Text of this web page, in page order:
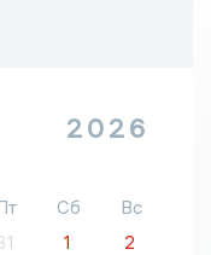
2026
Сб
Вс
1
2